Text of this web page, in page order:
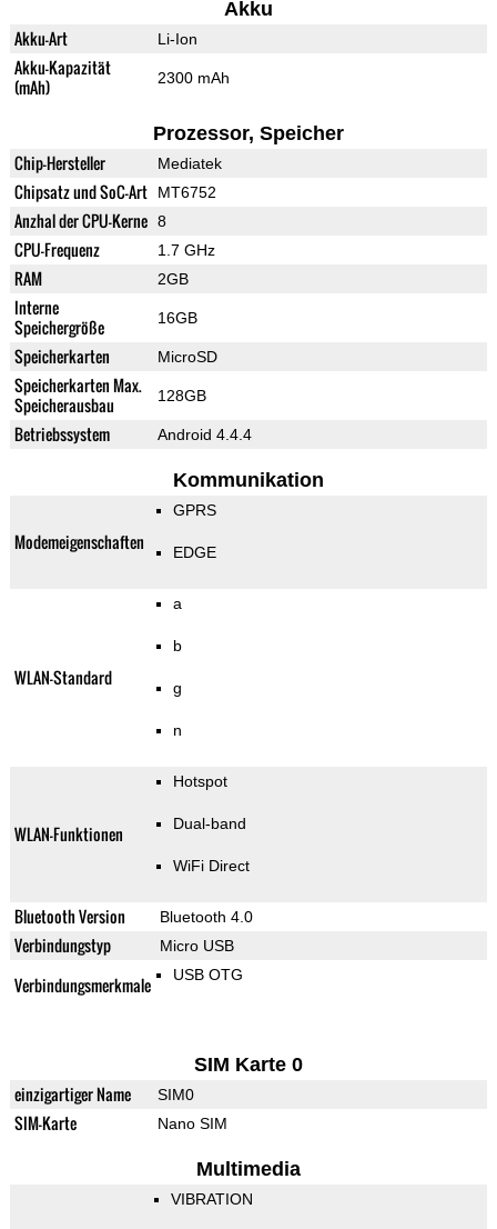
Akku
Akku-Art Li-Ion
Akku-Kapazität
(mAh)
2300 mAh
Prozessor, Speicher
Chip-Hersteller Mediatek
Chipsatz und SoC-Art MT6752
Anzhal der CPU-Kerne 8
CPU-Frequenz 1.7 GHz
RAM 2GB
Interne
Speichergröße
16GB
Speicherkarten MicroSD
Speicherkarten Max.
Speicherausbau
128GB
Betriebssystem Android 4.4.4
Kommunikation
Modemeigenschaften
GPRS
EDGE
WLAN-Standard
a
b
g
n
WLAN-Funktionen
Hotspot
Dual-band
WiFi Direct
Bluetooth Version Bluetooth 4.0
Verbindungstyp Micro USB
Verbindungsmerkmale USB OTG
SIM Karte 0
einzigartiger Name SIM0
SIM-Karte Nano SIM
Multimedia
VIBRATION